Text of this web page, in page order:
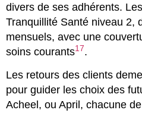
divers de ses adhérents.
Tranquillité Santé niveau 2,
mensuels, avec une
soins courants17.
Les retours des clients
pour guider les choix des
Acheel, ou April, chacune